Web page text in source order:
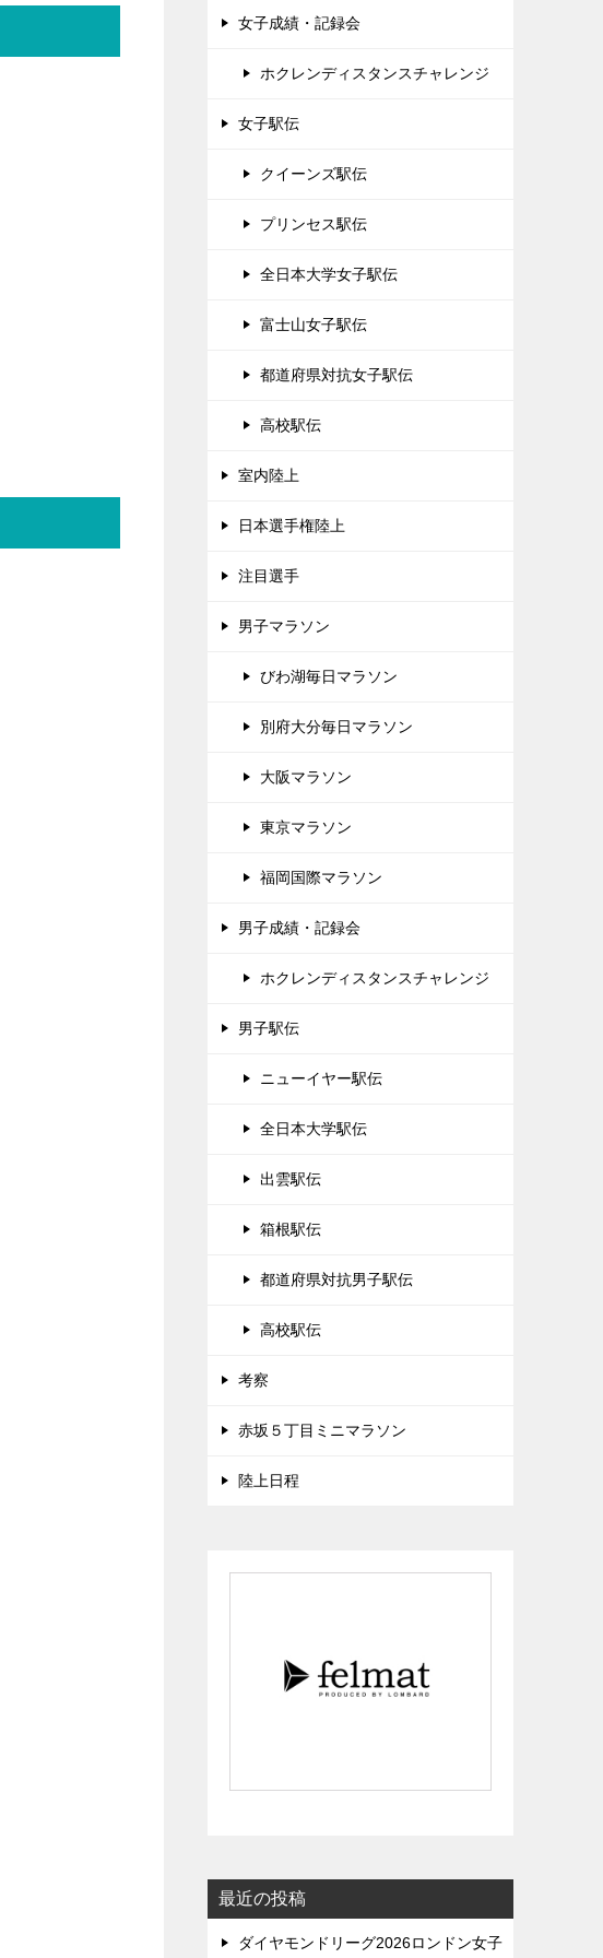
女子成績・記録会
ホクレンディスタンスチャレンジ
女子駅伝
クイーンズ駅伝
プリンセス駅伝
全日本大学女子駅伝
富士山女子駅伝
都道府県対抗女子駅伝
高校駅伝
室内陸上
日本選手権陸上
注目選手
男子マラソン
びわ湖毎日マラソン
別府大分毎日マラソン
大阪マラソン
東京マラソン
福岡国際マラソン
男子成績・記録会
ホクレンディスタンスチャレンジ
男子駅伝
ニューイヤー駅伝
全日本大学駅伝
出雲駅伝
箱根駅伝
都道府県対抗男子駅伝
高校駅伝
考察
赤坂５丁目ミニマラソン
陸上日程
最近の投稿
ダイヤモンドリーグ2026ロンドン女子